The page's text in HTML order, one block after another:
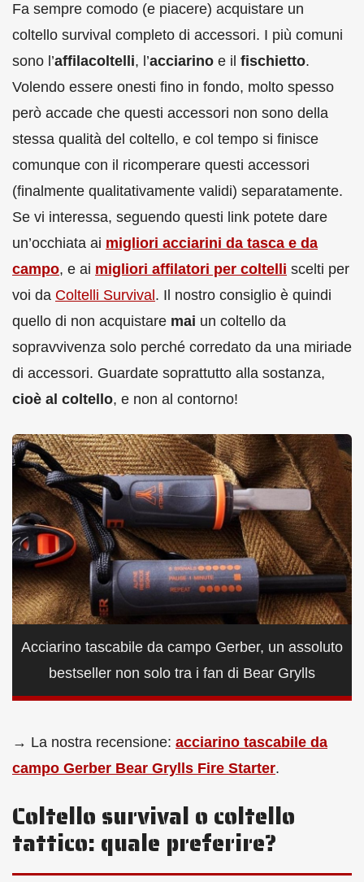
Fa sempre comodo (e piacere) acquistare un
coltello survival completo di accessori. I più comuni
sono l’affilacoltelli, l’acciarino e il fischietto.
Volendo essere onesti fino in fondo, molto spesso
però accade che questi accessori non sono della
stessa qualità del coltello, e col tempo si finisce
comunque con il ricomperare questi accessori
(finalmente qualitativamente validi) separatamente.
Se vi interessa, seguendo questi link potete dare
un’occhiata ai migliori acciarini da tasca e da
campo, e ai migliori affilatori per coltelli scelti per
voi da Coltelli Survival . Il nostro consiglio è quindi
quello di non acquistare mai un coltello da
sopravvivenza solo perché corredato da una miriade
di accessori. Guardate soprattutto alla sostanza,
cioè al coltello, e non al contorno!
Acciarino tascabile da campo Gerber, un assoluto
bestseller non solo tra i fan di Bear Grylls
→ La nostra recensione: acciarino tascabile da
campo Gerber Bear Grylls Fire Starter.
Coltello survival o coltello
tattico: quale preferire?